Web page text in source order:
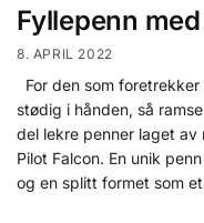
Fyllepenn
8. APRIL 2022
For den som
stødig i hånden, så
del lekre penner laget av
Pilot Falcon. En unik
og en splitt formet som